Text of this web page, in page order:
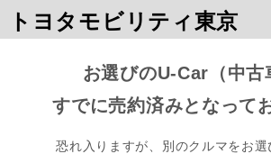
トヨタモビリティ東京
お選びのU-Car（中古
すでに売約済みとなって
恐れ入りますが、別のクルマをお選